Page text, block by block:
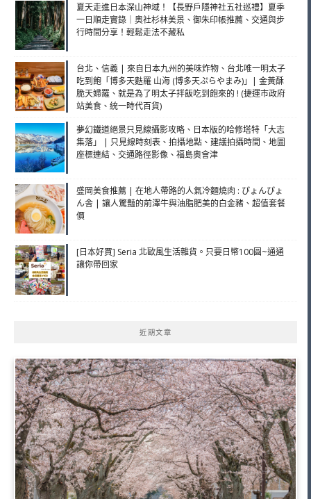
夏天走進日本深山神域！【長野戶隱神社五社巡禮】夏季
一日順走實錄｜奧社杉林美景、御朱印帳推薦、交通與步
行時間分享！輕鬆走法不藏私
台北、信義 | 來自日本九州的美味炸物、台北唯一明太子
吃到飽「博多天麩羅 山海 (博多天ぷらやまみ)」| 金黃酥
脆天婦羅、就是為了明太子拌飯吃到飽來的 ! (捷運市政府
站美食、統一時代百貨)
夢幻鐵道絕景只見線攝影攻略、日本版的哈修塔特「大志
集落」 | 只見線時刻表、拍攝地點、建議拍攝時間、地圖
座標連結、交通路徑影像、福島奧會津
盛岡美食推薦 | 在地人帶路的人氣冷麵燒肉 : ぴょんぴょ
ん舎 | 讓人驚豔的前澤牛與油脂肥美的白金豬、超值套餐
價
[日本好買] Seria 北歐風生活雜貨。只要日幣100圓~通通
讓你帶回家
近期文章